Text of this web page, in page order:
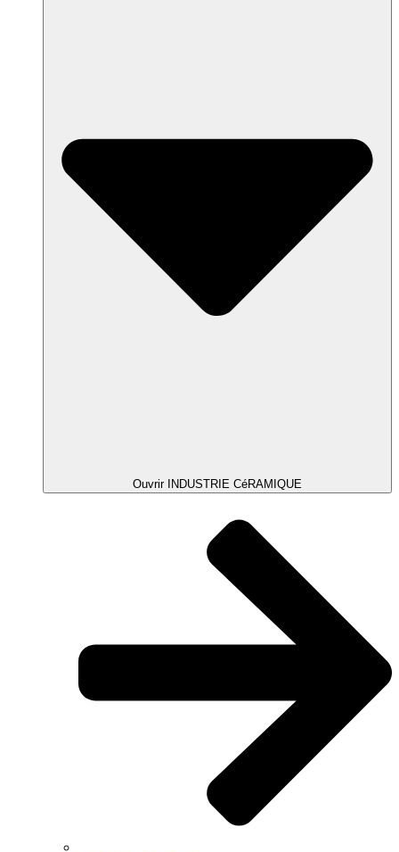
Ouvrir INDUSTRIE CéRAMIQUE